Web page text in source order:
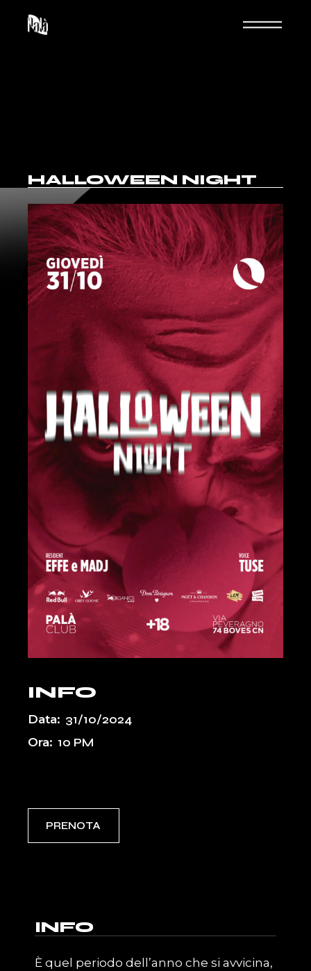
HALLOWEEN NIGHT
INFO
Data: 31/10/2024
Ora: 10 PM
PRENOTA
INFO
È quel periodo dell’anno che si avvicina,